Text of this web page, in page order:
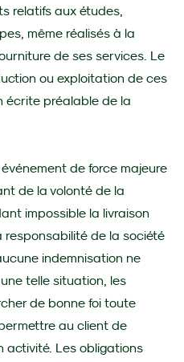
relatifs aux études,
même réalisés à la
de ses services. Le
ou exploitation de ces
écrite préalable de la
de force majeure
de la volonté de la
impossible la livraison
responsabilité de la société
indemnisation ne
telle situation, les
de bonne foi toute
au client de
activité. Les obligations